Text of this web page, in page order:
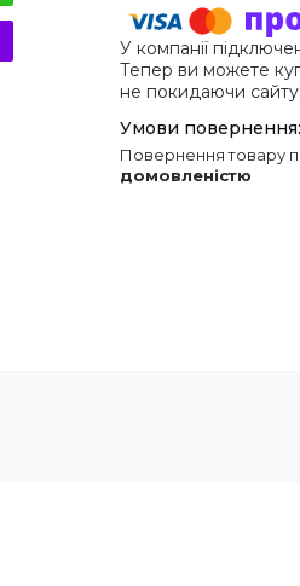
У компанії
Тепер ви можете
не покидаючи сайту.
повернення товару
домовленістю